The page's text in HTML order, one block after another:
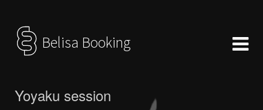
Belisa Booking
Yoyaku session